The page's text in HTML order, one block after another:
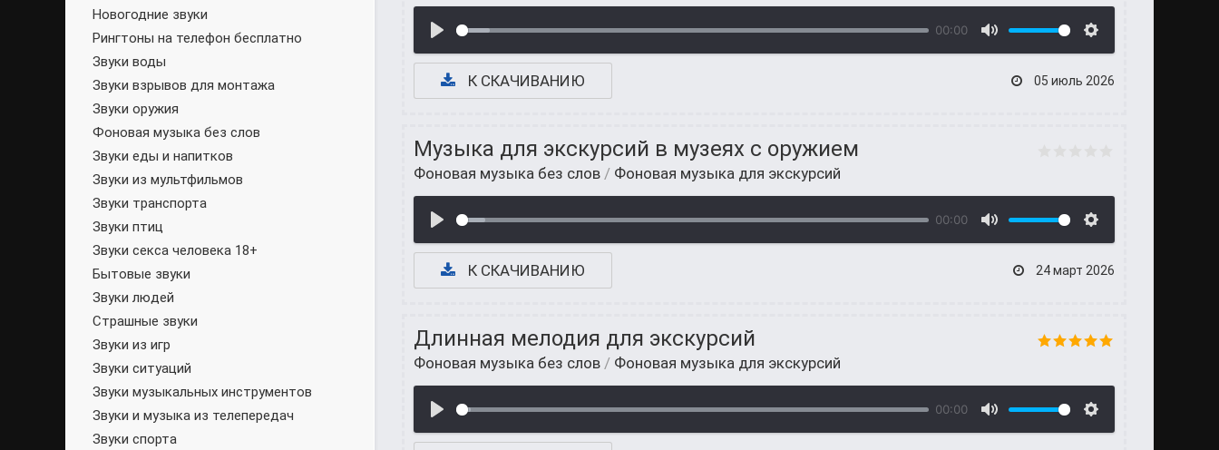
00:00
К СКАЧИВАНИЮ 05 июль 2026
Музыка для экскурсий в музеях с оружием
Фоновая музыка без слов / Фоновая музыка для экскурсий
00:00
К СКАЧИВАНИЮ 24 март 2026
Длинная мелодия для экскурсий
Фоновая музыка без слов / Фоновая музыка для экскурсий
00:00
Новогодние звуки
Рингтоны на телефон бесплатно
Звуки воды
Звуки взрывов для монтажа
Звуки оружия
Фоновая музыка без слов
Звуки еды и напитков
Звуки из мультфильмов
Звуки транспорта
Звуки птиц
Звуки секса человека 18+
Бытовые звуки
Звуки людей
Страшные звуки
Звуки из игр
Звуки ситуаций
Звуки музыкальных инструментов
Звуки и музыка из телепередач
Звуки спорта